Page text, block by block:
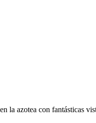
la azotea con fantásticas